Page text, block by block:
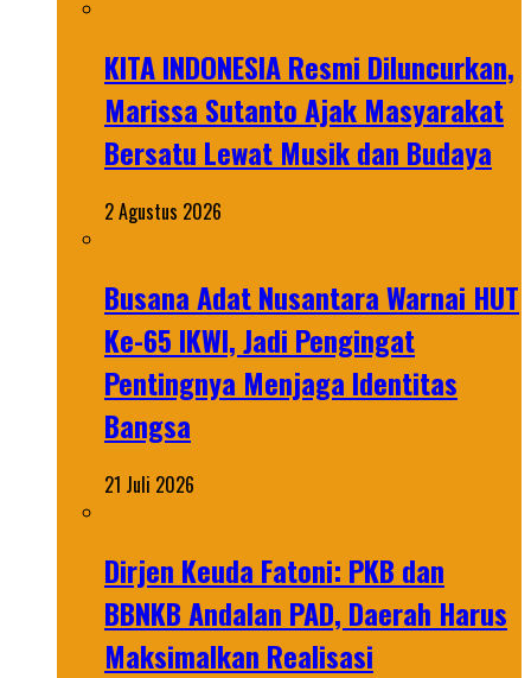
KITA INDONESIA Resmi Diluncurkan,
Marissa Sutanto Ajak Masyarakat
Bersatu Lewat Musik dan Budaya
2 Agustus 2026
Busana Adat Nusantara Warnai HUT
Ke-65 IKWI, Jadi Pengingat
Pentingnya Menjaga Identitas
Bangsa
21 Juli 2026
Dirjen Keuda Fatoni: PKB dan
BBNKB Andalan PAD, Daerah Harus
Maksimalkan Realisasi